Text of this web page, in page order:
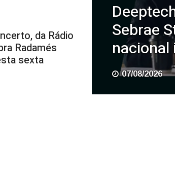
da Rádio
Radamés
sexta
Sebrae
07/08/2026